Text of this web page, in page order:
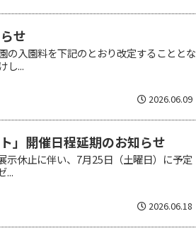
せ
の入園料を下記のとおり改定することとな
し...
2026.06.09
」開催日程延期のお知らせ
示休止に伴い、7月25日（土曜日）に予定
...
2026.06.18